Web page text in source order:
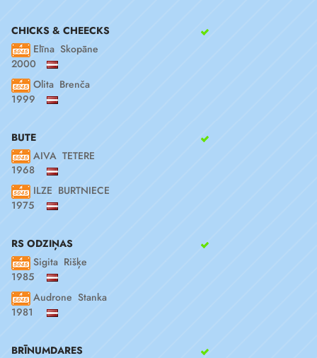
CHICKS & CHEECKS
Elīna Skopāne
2000
Olita Brenča
1999
BUTE
AIVA TETERE
1968
ILZE BURTNIECE
1975
RS ODZIŅAS
Sigita Rišķe
1985
Audrone Stanka
1981
BRĪNUMDARES